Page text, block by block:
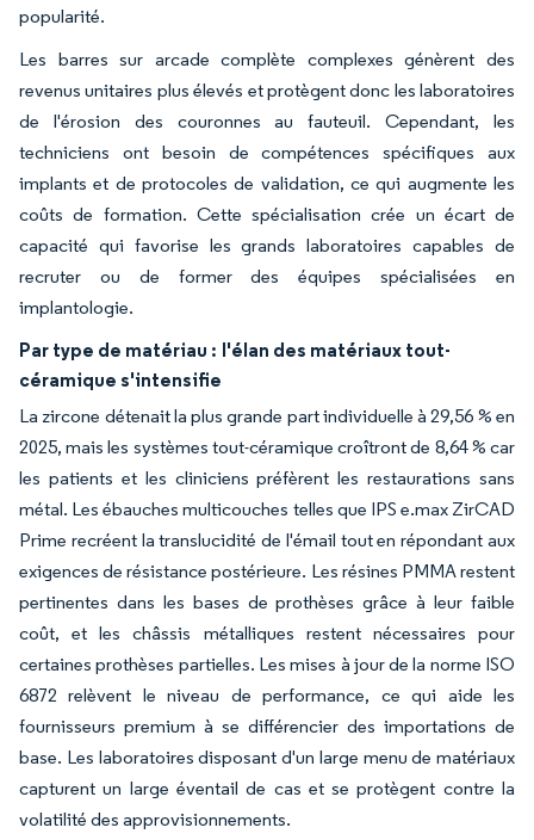
popularité.
Les barres sur arcade complète complexes génèrent des
revenus unitaires plus élevés et protègent donc les laboratoires
de l'érosion des couronnes au fauteuil. Cependant, les
techniciens ont besoin de compétences spécifiques aux
implants et de protocoles de validation, ce qui augmente les
coûts de formation. Cette spécialisation crée un écart de
capacité qui favorise les grands laboratoires capables de
recruter ou de former des équipes spécialisées en
implantologie.
Par type de matériau : l'élan des matériaux tout-
céramique s'intensifie
La zircone détenait la plus grande part individuelle à 29,56 % en
2025, mais les systèmes tout-céramique croîtront de 8,64 % car
les patients et les cliniciens préfèrent les restaurations sans
métal. Les ébauches multicouches telles que IPS e.max ZirCAD
Prime recréent la translucidité de l'émail tout en répondant aux
exigences de résistance postérieure. Les résines PMMA restent
pertinentes dans les bases de prothèses grâce à leur faible
coût, et les châssis métalliques restent nécessaires pour
certaines prothèses partielles. Les mises à jour de la norme ISO
6872 relèvent le niveau de performance, ce qui aide les
fournisseurs premium à se différencier des importations de
base. Les laboratoires disposant d'un large menu de matériaux
capturent un large éventail de cas et se protègent contre la
volatilité des approvisionnements.